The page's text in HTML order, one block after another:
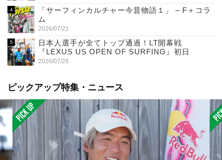
「サーフィンカルチャー今昔物語１」 – F＋コラ
ム
2026/07/21
日本人選手が全てトップ通過！LT開幕戦
『LEXUS US OPEN OF SURFING』初日
2026/07/26
ピックアップ特集・ニュース